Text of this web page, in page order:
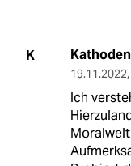
K
19.11.2022,
Ich